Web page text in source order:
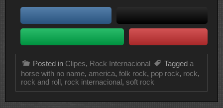
Posted in Clipes, Rock Internacional Tagged a
horse with no name, america, folk rock, pop rock, rock,
rock and roll, rock internacional, soft rock